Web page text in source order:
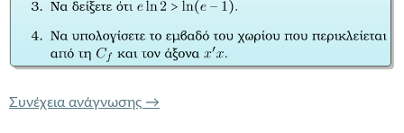
Συνέχεια ανάγνωσης 146 f(x) = 2^x – x – 1.
→